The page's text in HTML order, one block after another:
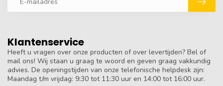
Klantenservice
Heeft u vragen over onze producten of over levertijden? Bel of
mail ons! Wij staan u graag te woord en geven graag vakkundig
advies. De openingstijden van onze telefonische helpdesk zijn:
Maandag t/m vrijdag: 9:30 tot 11:30 uur en 14:00 tot 16:00 uur.